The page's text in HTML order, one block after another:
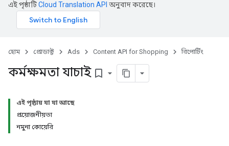
এই পৃষ্ঠাটিCloud Translation API অনুবাদ করেছে।
হোম প্রোডাক্ট Ads Content API for Shopping রিপোর্টিং
কর্মক্ষমতা যাচাই bookmark_border
এই পৃষ্ঠায় যা যা আছে
প্রয়োজনীয়তা
নমুনা কোয়েরি